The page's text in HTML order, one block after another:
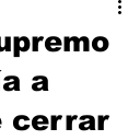
a
cerrar